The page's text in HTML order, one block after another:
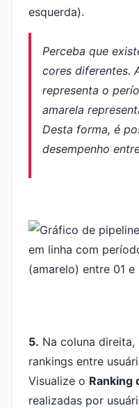
esquerda).
Perceba que
cores diferentes.
representa o
amarela
Desta forma, é
desempenho
5. Na coluna
rankings entre
Visualize o Ranking
realizadas por